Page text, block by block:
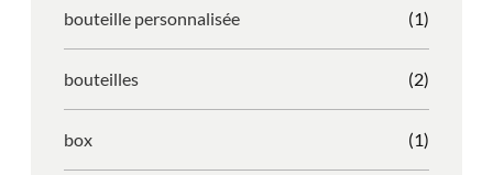
bouteille personnalisée (1)
bouteilles (2)
box (1)